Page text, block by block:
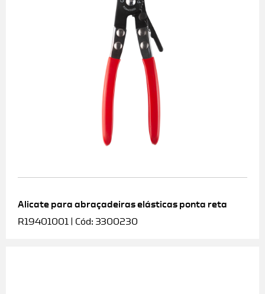
Alicate para abraçadeiras elásticas ponta reta
R19401001 | Cód: 3300230